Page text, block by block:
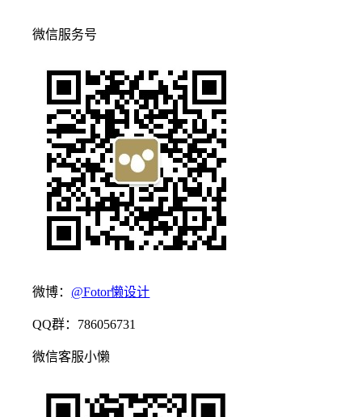
微信服务号
微博： @Fotor懒设计
QQ群：786056731
微信客服小懒